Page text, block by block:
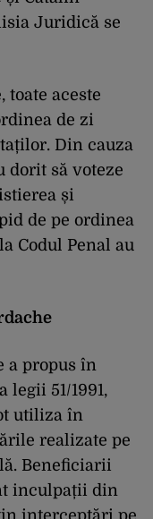
Juridică se
toate aceste
de zi
Din cauza
dorit să voteze
și
de pe ordinea
Codul Penal au
a propus în
51/1991,
utiliza în
realizate pe
Beneficiarii
inculpații din
interceptări pe